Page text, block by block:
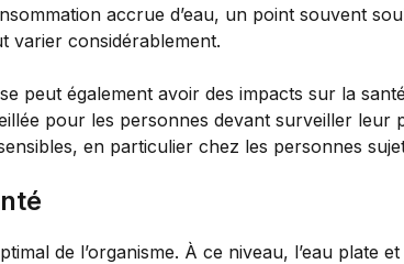
accrue d’eau, un point souvent
varier considérablement.
peut également avoir des impacts sur la
pour les personnes devant surveiller leur
en particulier chez les personnes
de l’organisme. À ce niveau, l’eau plate